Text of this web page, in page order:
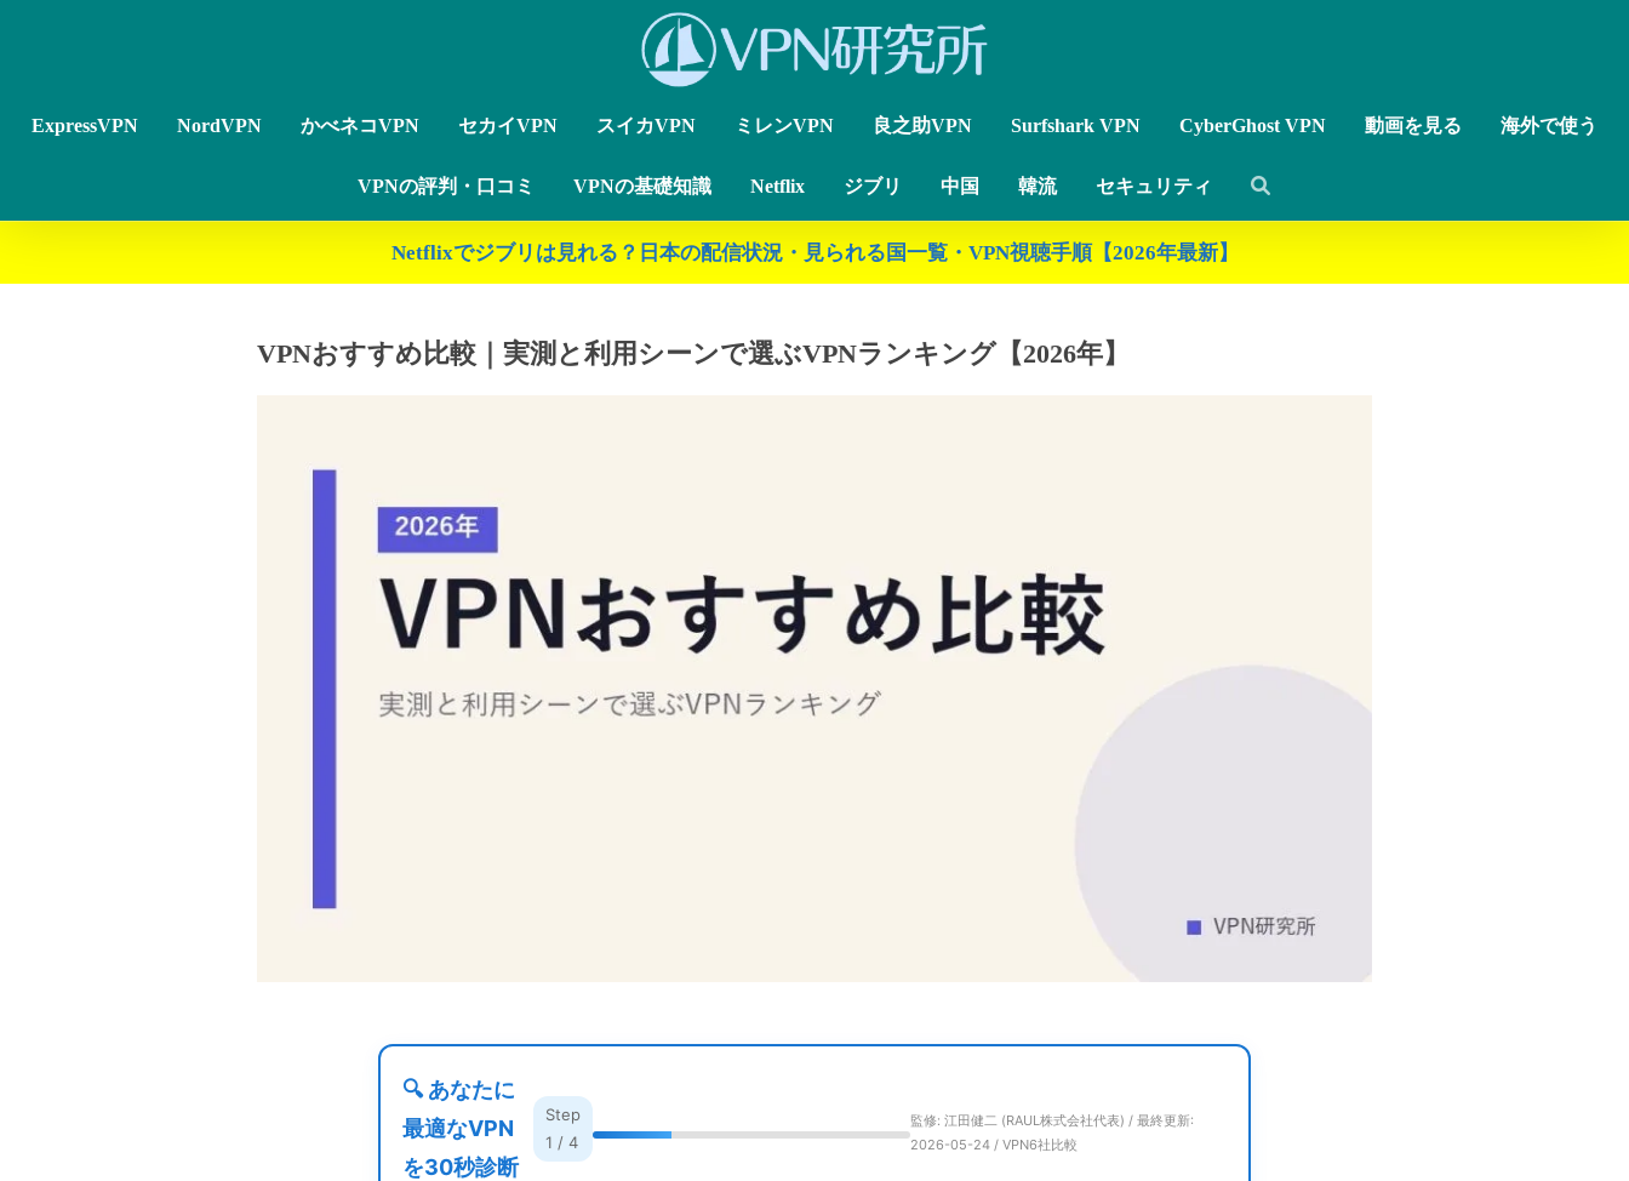
ExpressVPN NordVPN かべネコVPN セカイVPN スイカVPN ミレンVPN 良之助VPN Surfshark VPN CyberGhost VPN 動画を見る 海外で使う
VPNの評判・口コミ VPNの基礎知識 Netflix ジブリ 中国 韓流 セキュリティ
Netflixでジブリは見れる？日本の配信状況・見られる国一覧・VPN視聴手順【2026年最新】
VPNおすすめ比較｜実測と利用シーンで選ぶVPNランキング【2026年】
🔍 あなたに
最適なVPN
を30秒診断
Step
1 / 4
監修: 江田健二 (RAUL株式会社代表) / 最終更新:
2026-05-24 / VPN6社比較